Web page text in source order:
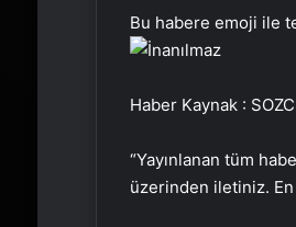
Bu habere emoji ile
Haber Kaynak :
“Yayınlanan tüm
üzerinden iletiniz.